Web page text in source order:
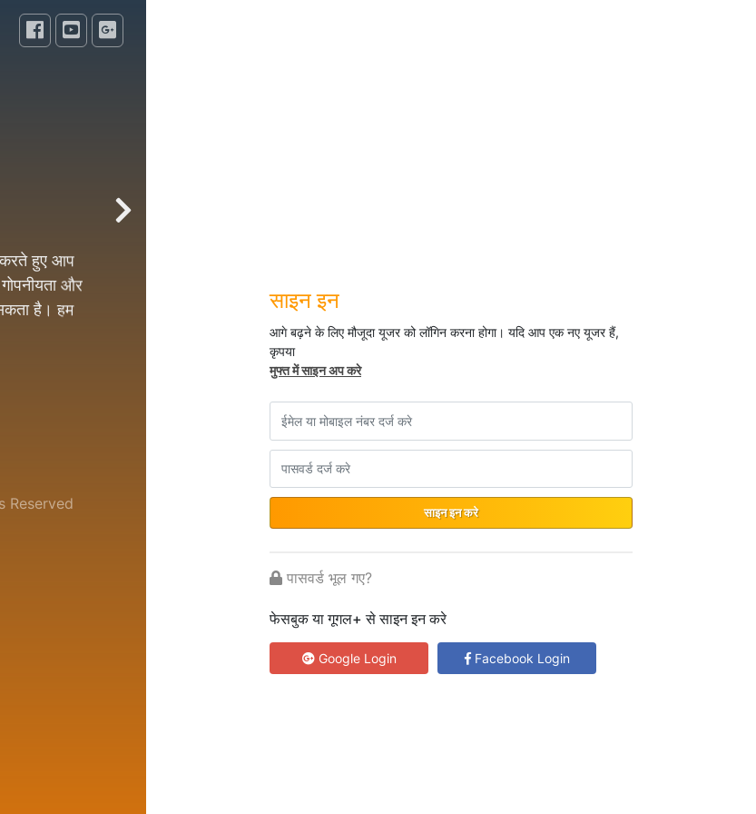
हुए आप
और
है। हम
उत्पादों को
से अधिक
Reserved
साइन इन
आगे बढ़ने के लिए मौजूदा यूजर को लॉगिन करना होगा। यदि आप एक नए यूजर हैं,
कृपया
मुफ्त में साइन अप करे
साइन इन करे
पासवर्ड भूल गए?
फेसबुक या गूगल+ से साइन इन करे
Google Login Facebook Login